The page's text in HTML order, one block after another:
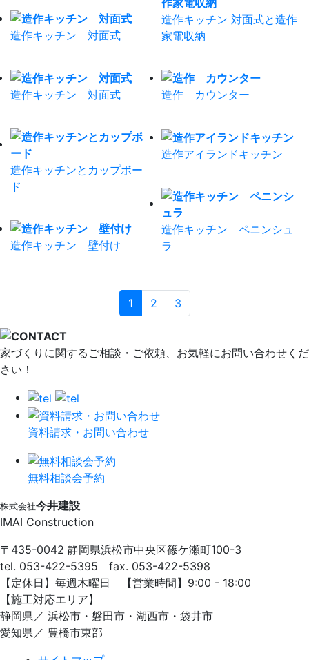
造作キッチン 対面式と造作
家電収納
造作キッチン 対面式
造作キッチン 対面式 造作 カウンター
造作キッチンとカップボー
ド
造作アイランドキッチン
造作キッチン ペニンシュ
ラ
造作キッチン 壁付け
1 2 3
家づくりに関するご相談・ご依頼、お気軽にお問い合わせくだ
さい！
資料請求・お問い合わせ
無料相談会予約
株式会社今井建設
IMAI Construction
〒435-0042 静岡県浜松市中央区篠ケ瀬町100-3
tel. 053-422-5395 fax. 053-422-5398
【定休⽇】毎週⽊曜⽇ 【営業時間】9:00 - 18:00
【施⼯対応エリア】
静岡県／ 浜松市・磐⽥市・湖⻄市・袋井市
愛知県／ 豊橋市東部